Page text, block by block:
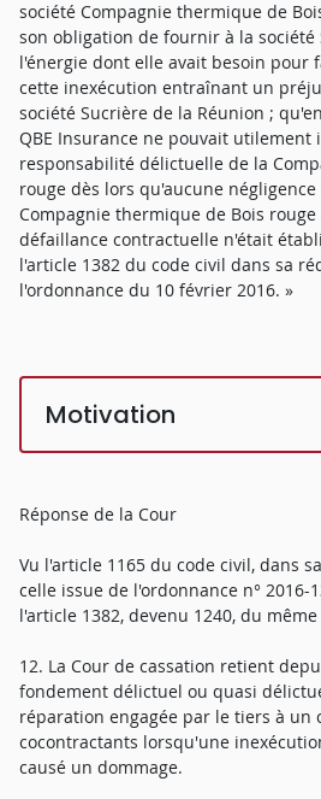
société Compagnie thermique de
son obligation de fournir à la société
l'énergie dont elle avait besoin pour
cette inexécution entraînant un
société Sucrière de la Réunion ;
QBE Insurance ne pouvait utilement
responsabilité délictuelle de la
rouge dès lors qu'aucune
Compagnie thermique de Bois
défaillance contractuelle n'était
l'article 1382 du code civil dans sa
l'ordonnance du 10 février 2016. »
Motivation
Réponse de la Cour
Vu l'article 1165 du code civil, dans
celle issue de l'ordonnance n° 2016-
l'article 1382, devenu 1240, du même
12. La Cour de cassation retient
fondement délictuel ou quasi
réparation engagée par le tiers à un
cocontractants lorsqu'une
causé un dommage.